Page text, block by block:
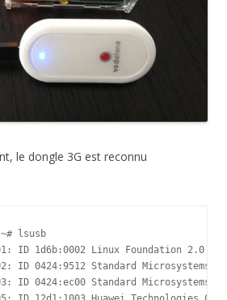
le dongle 3G est reconnu
lsusb
ID 1d6b:0002 Linux Foundation 2.0
ID 0424:9512 Standard Microsystems
ID 0424:ec00 Standard Microsystems